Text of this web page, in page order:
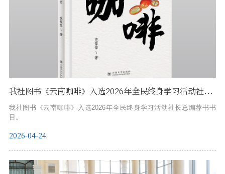
我社图书《云南咖啡》入选2026年全民终身学习活动社长总编荐书书目
我社图书《云南咖啡》入选2026年全民终身学习活动社长总编荐书书
目。
2026-04-24